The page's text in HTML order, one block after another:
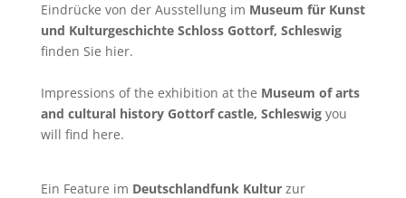
Eindrücke von der Ausstellung im Museum für Kunst
und Kulturgeschichte Schloss Gottorf, Schleswig
finden Sie hier.
Impressions of the exhibition at the Museum of arts
and cultural history Gottorf castle, Schleswigyou
will find here.
Ein Feature im Deutschlandfunk Kulturzur